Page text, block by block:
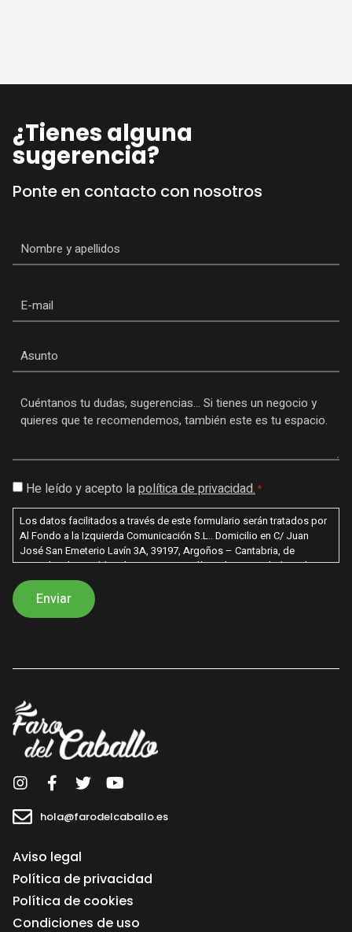
hola@farodelcaballo.es
Aviso legal
Política de privacidad
Política de cookies
Condiciones de uso
¿Tienes alguna
sugerencia?
Ponte en contacto con nosotros
Consentimiento
*
He leído y acepto lapolítica de privacidad.*
Los datos facilitados a través de este formulario serán tratados por
Al Fondo a la Izquierda Comunicación S.L.. Domicilio en C/ Juan
José San Emeterio Lavín 3A, 39197, Argoños – Cantabria, de
acuerdo a lo establecido en nuestra política de privacidad con la
finalidad de poder enviarle información sobre nuestros productos /
servicios. Los datos recabados por este formulario no se cederán a
terceros salvo por obligación legal. Le recordamos que usted tiene
electrónico hola@farodelcaballo.es. Igualmente puede dirigirse a
aceptación sus datos no serán tratados.